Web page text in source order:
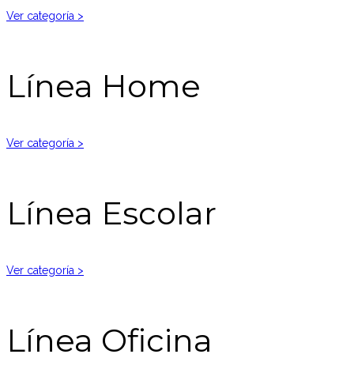
Ver categoría >
Línea Home
Ver categoría >
Línea Escolar
Ver categoría >
Línea Oficina